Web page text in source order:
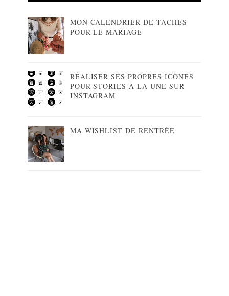
MON CALENDRIER DE TÂCHES
POUR LE MARIAGE
RÉALISER SES PROPRES ICÔNES
POUR STORIES À LA UNE SUR
INSTAGRAM
MA WISHLIST DE RENTRÉE